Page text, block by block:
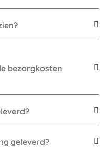
bezorgkosten
geleverd?